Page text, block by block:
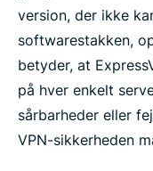
version, der ikke
softwarestakken,
betyder, at
på hver enkelt
sårbarheder eller
VPN-sikkerheden